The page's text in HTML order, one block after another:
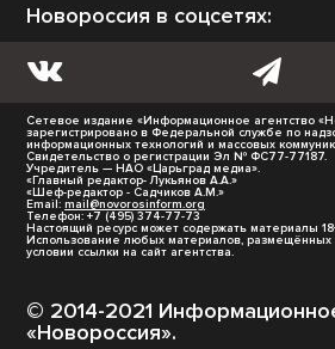
Новороссия в соцсетях:
Сетевое издание «Информационное агентство
зарегистрировано в Федеральной службе по
информационных технологий и массовых
Свидетельство о регистрации Эл № ФС77-77187.
Учредитель — НАО «Царьград медиа».
«Главный редактор- Лукьянов А.А.»
«Шеф-редактор - Садчиков А.М.»
Email: mail@novorosinform.org
Телефон: +7 (495) 374-77-73
Настоящий ресурс может содержать материалы
Использование любых материалов, размещённых
условии ссылки на сайт агентства.
© 2014-2021
«Новороссия».